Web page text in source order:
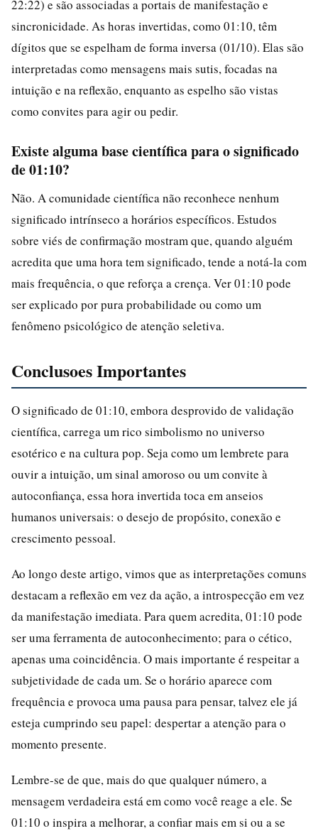
22:22) e são associadas a portais de manifestação e
sincronicidade. As horas invertidas, como 01:10, têm
dígitos que se espelham de forma inversa (01/10). Elas são
interpretadas como mensagens mais sutis, focadas na
intuição e na reflexão, enquanto as espelho são vistas
como convites para agir ou pedir.
Existe alguma base científica para o significado
de 01:10?
Não. A comunidade científica não reconhece nenhum
significado intrínseco a horários específicos. Estudos
sobre viés de confirmação mostram que, quando alguém
acredita que uma hora tem significado, tende a notá-la com
mais frequência, o que reforça a crença. Ver 01:10 pode
ser explicado por pura probabilidade ou como um
fenômeno psicológico de atenção seletiva.
Conclusoes Importantes
O significado de 01:10, embora desprovido de validação
científica, carrega um rico simbolismo no universo
esotérico e na cultura pop. Seja como um lembrete para
ouvir a intuição, um sinal amoroso ou um convite à
autoconfiança, essa hora invertida toca em anseios
humanos universais: o desejo de propósito, conexão e
crescimento pessoal.
Ao longo deste artigo, vimos que as interpretações comuns
destacam a reflexão em vez da ação, a introspecção em vez
da manifestação imediata. Para quem acredita, 01:10 pode
ser uma ferramenta de autoconhecimento; para o cético,
apenas uma coincidência. O mais importante é respeitar a
subjetividade de cada um. Se o horário aparece com
frequência e provoca uma pausa para pensar, talvez ele já
esteja cumprindo seu papel: despertar a atenção para o
momento presente.
Lembre-se de que, mais do que qualquer número, a
mensagem verdadeira está em como você reage a ele. Se
01:10 o inspira a melhorar, a confiar mais em si ou a se